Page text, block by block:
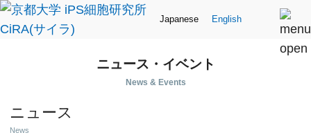
Japanese English
ニュース・イベント
News & Events
ニュース
News